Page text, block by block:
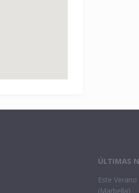
ÚLTIMAS
Este
(Marbella)